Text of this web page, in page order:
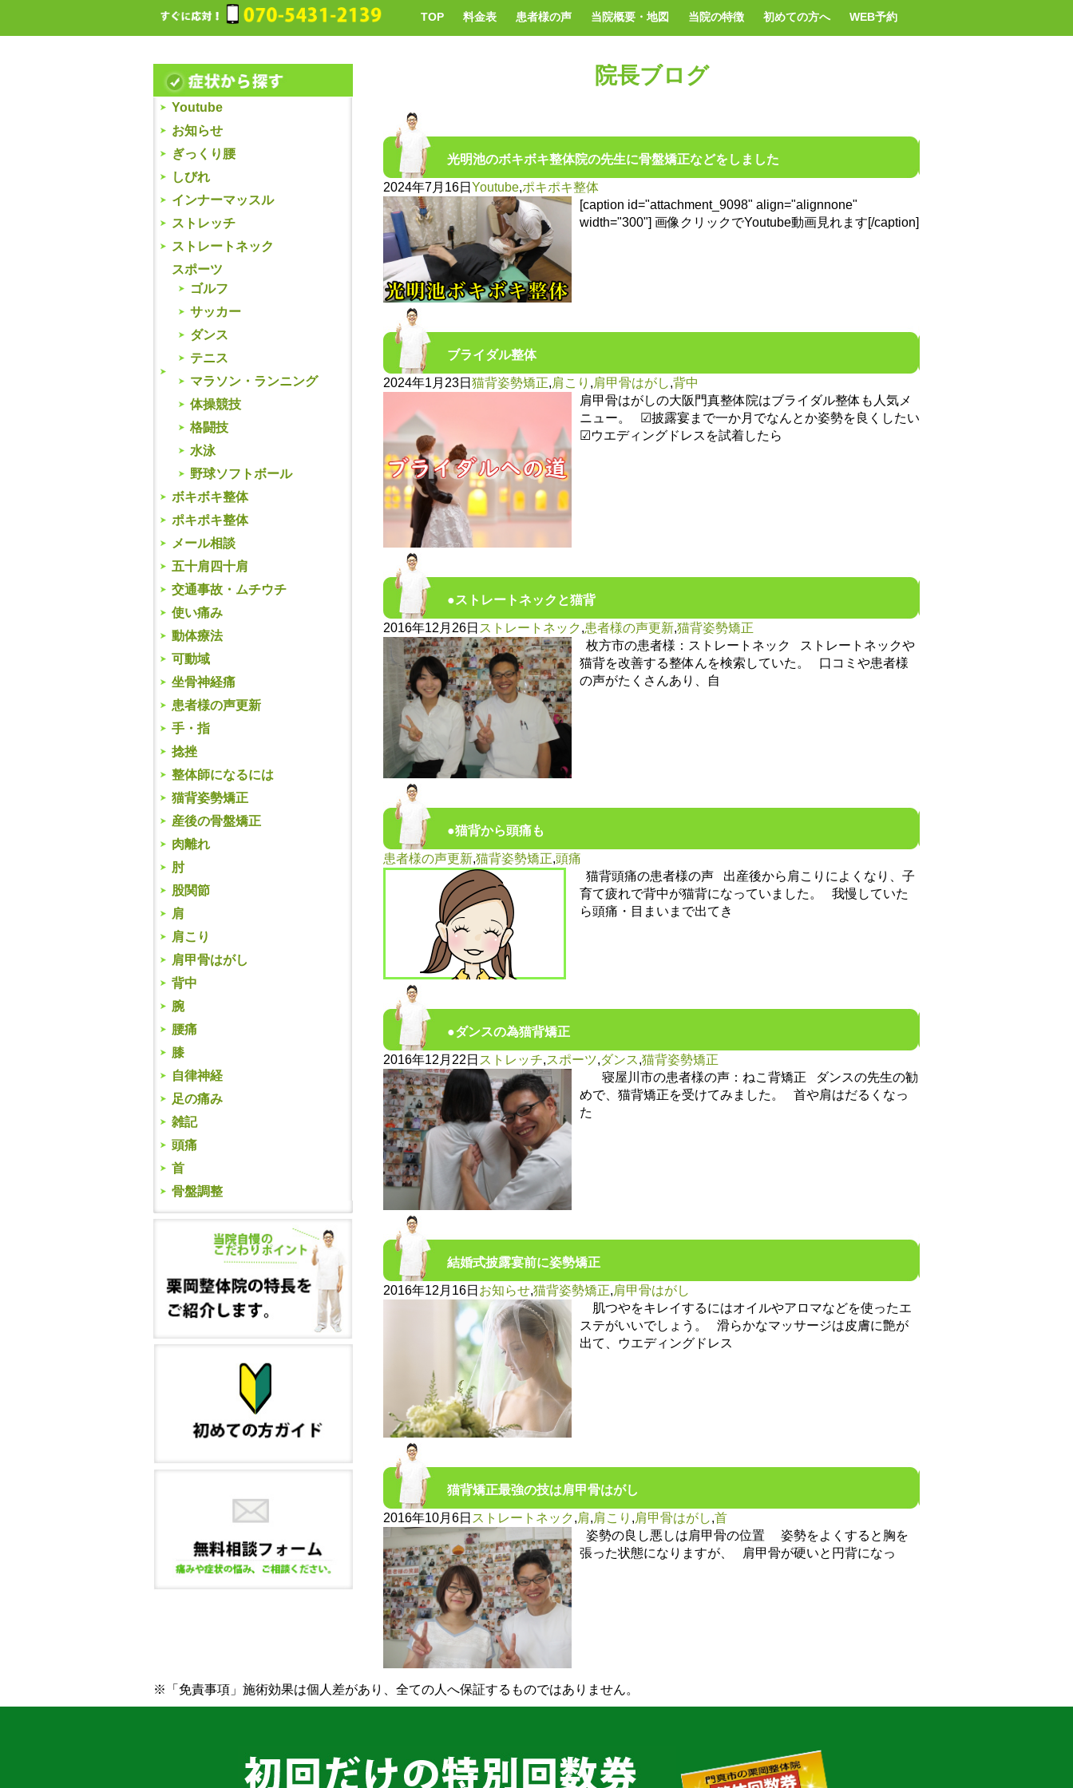
TOP 料金表 患者様の声 当院概要・地図 当院の特徴 初めての方へ WEB予約
Youtube
お知らせ
ぎっくり腰
しびれ
インナーマッスル
ストレッチ
ストレートネック
スポーツ
ゴルフ
サッカー
ダンス
テニス
マラソン・ランニング
体操競技
格闘技
水泳
野球ソフトボール
ボキボキ整体
ポキポキ整体
メール相談
五十肩四十肩
交通事故・ムチウチ
使い痛み
動体療法
可動域
坐骨神経痛
患者様の声更新
手・指
捻挫
整体師になるには
猫背姿勢矯正
産後の骨盤矯正
肉離れ
肘
股関節
肩
肩こり
肩甲骨はがし
背中
腕
腰痛
膝
自律神経
足の痛み
雑記
頭痛
首
骨盤調整
院長ブログ
光明池のボキボキ整体院の先生に骨盤矯正などをしました
2024年7月16日 Youtube,ポキポキ整体
[caption id="attachment_9098" align="alignnone"
width="300"] 画像クリックでYoutube動画見れます[/caption]
ブライダル整体
2024年1月23日 猫背姿勢矯正,肩こり ,肩甲骨はがし,背中
肩甲骨はがしの大阪門真整体院はブライダル整体も人気メ
ニュー。 ☑披露宴まで一か月でなんとか姿勢を良くしたい
☑ウエディングドレスを試着したら
●ストレートネックと猫背
2016年12月26日 ストレートネック,患者様の声更新,猫背姿勢矯正
枚方市の患者様：ストレートネック ストレートネックや
猫背を改善する整体んを検索していた。 口コミや患者様
の声がたくさんあり、自
●猫背から頭痛も
患者様の声更新,猫背姿勢矯正,頭痛
猫背頭痛の患者様の声 出産後から肩こりによくなり、子
育て疲れで背中が猫背になっていました。 我慢していた
ら頭痛・目まいまで出てき
●ダンスの為猫背矯正
2016年12月22日 ストレッチ,スポーツ,ダンス,猫背姿勢矯正
寝屋川市の患者様の声：ねこ背矯正 ダンスの先生の勧
めで、猫背矯正を受けてみました。 首や肩はだるくなっ
た
結婚式披露宴前に姿勢矯正
2016年12月16日 お知らせ,猫背姿勢矯正,肩甲骨はがし
肌つやをキレイするにはオイルやアロマなどを使ったエ
ステがいいでしょう。 滑らかなマッサージは皮膚に艶が
出て、ウエディングドレス
猫背矯正最強の技は肩甲骨はがし
2016年10月6日 ストレートネック,肩,肩こり ,肩甲骨はがし,首
姿勢の良し悪しは肩甲骨の位置 姿勢をよくすると胸を
張った状態になりますが、 肩甲骨が硬いと円背になっ
※「免責事項」施術効果は個人差があり、全ての人へ保証するものではありません。